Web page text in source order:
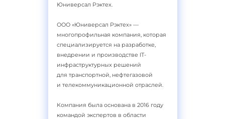
Юниверсал Рэктех.
ООО «Юниверсал Рэктех» —
многопрофильная компания, которая
специализируется на разработке,
внедрении и производстве IT-
инфраструктурных решений
для транспортной, нефтегазовой
и телекоммуникационной отраслей.
Компания была основана в 2016 году
командой экспертов в области